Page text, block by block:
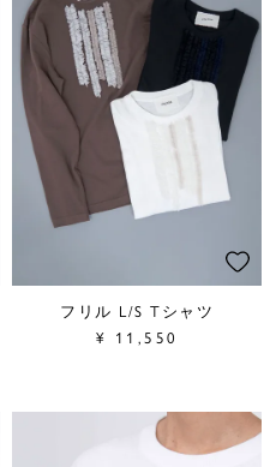
フリル L/S Tシャツ
¥ 11,550